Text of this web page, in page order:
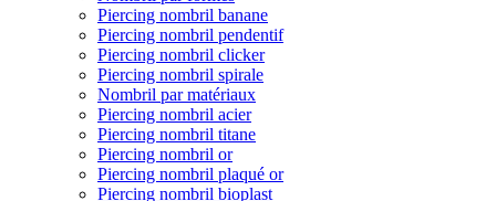
Piercing nombril banane
Piercing nombril pendentif
Piercing nombril clicker
Piercing nombril spirale
Nombril par matériaux
Piercing nombril acier
Piercing nombril titane
Piercing nombril or
Piercing nombril plaqué or
Piercing nombril bioplast